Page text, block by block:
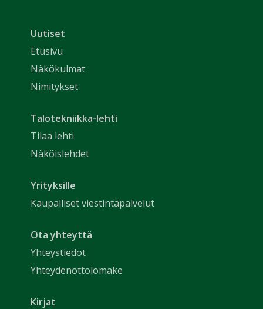
Uutiset
Etusivu
Näkökulmat
Nimitykset
Talotekniikka-lehti
Tilaa lehti
Näköislehdet
Yrityksille
Kaupalliset viestintäpalvelut
Ota yhteyttä
Yhteystiedot
Yhteydenottolomake
Kirjat